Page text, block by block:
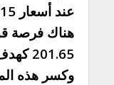
هناك فرصة
وكسر هذه